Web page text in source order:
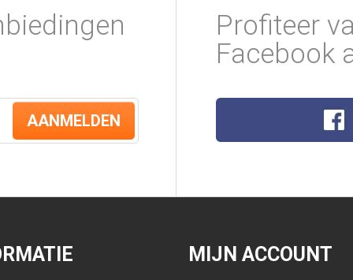
AANMELDEN
Profiteer
Facebook
MIJN ACCOUNT